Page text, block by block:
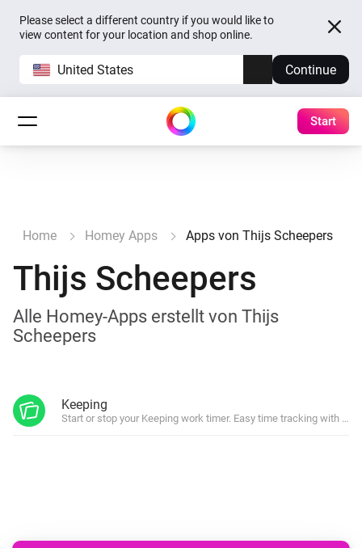
Please select a different country if you would like to
view content for your location and shop online.
United States Continue
Start
Home Homey Apps Apps von Thijs Scheepers
Thijs Scheepers
Alle Homey-Apps erstellt von Thijs
Scheepers
Keeping
Start or stop your Keeping work timer. Easy time tracking with